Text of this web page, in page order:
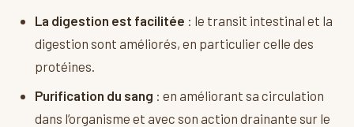
La digestion est facilitée : le transit intestinal et la
digestion sont améliorés, en particulier celle des
protéines.
Purification du sang : en améliorant sa circulation
dans l’organisme et avec son action drainante sur le